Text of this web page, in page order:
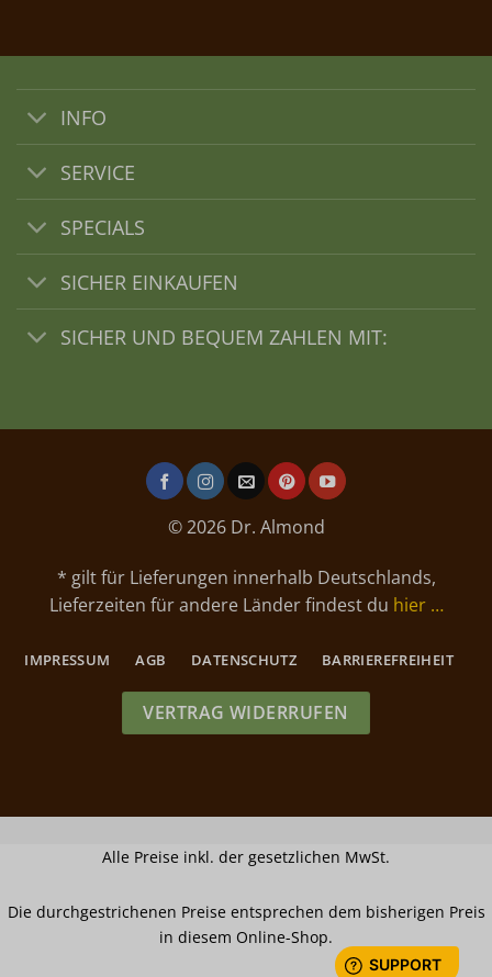
INFO
SERVICE
SPECIALS
SICHER EINKAUFEN
SICHER UND BEQUEM ZAHLEN MIT:
© 2026 Dr. Almond
* gilt für Lieferungen innerhalb Deutschlands,
Lieferzeiten für andere Länder findest du hier …
IMPRESSUM AGB DATENSCHUTZ BARRIEREFREIHEIT
VERTRAG WIDERRUFEN
Alle Preise inkl. der gesetzlichen MwSt.
Die durchgestrichenen Preise entsprechen dem bisherigen Preis
in diesem Online-Shop.